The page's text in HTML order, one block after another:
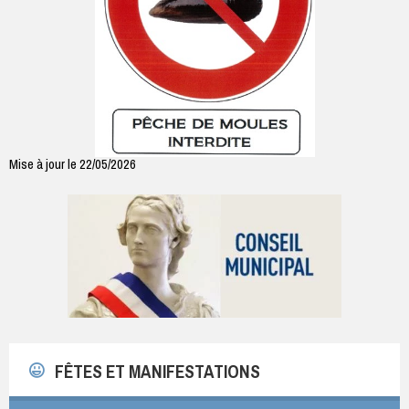
Mise à jour le 22/05/2026
FÊTES ET MANIFESTATIONS